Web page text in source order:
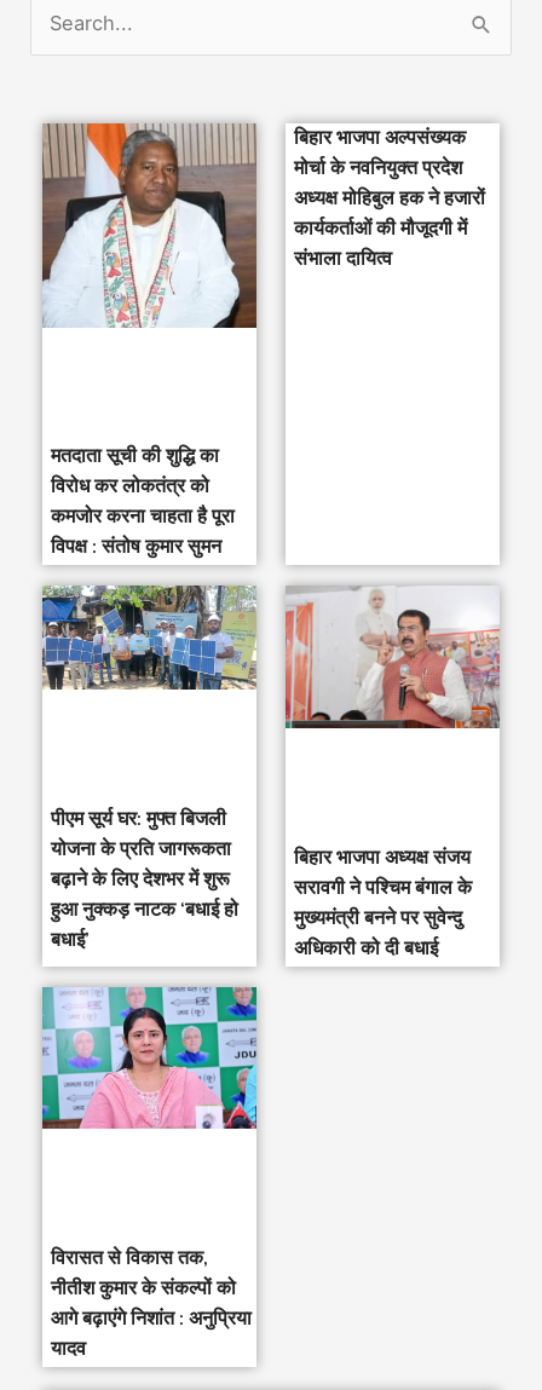
मतदाता सूची की शुद्धि का
विरोध कर लोकतंत्र को
कमजोर करना चाहता है पूरा
विपक्ष : संतोष कुमार सुमन
बिहार भाजपा अल्पसंख्यक
मोर्चा के नवनियुक्त प्रदेश
अध्यक्ष मोहिबुल हक ने हजारों
कार्यकर्ताओं की मौजूदगी में
संभाला दायित्व
पीएम सूर्य घर: मुफ्त बिजली
योजना के प्रति जागरूकता
बढ़ाने के लिए देशभर में शुरू
हुआ नुक्कड़ नाटक ‘बधाई हो
बधाई’
‎बिहार भाजपा अध्यक्ष संजय
सरावगी ने पश्चिम बंगाल के
मुख्यमंत्री बनने पर सुवेन्दु
अधिकारी को दी बधाई
विरासत से विकास तक,
नीतीश कुमार के संकल्पों को
आगे बढ़ाएंगे निशांत : अनुप्रिया
यादव